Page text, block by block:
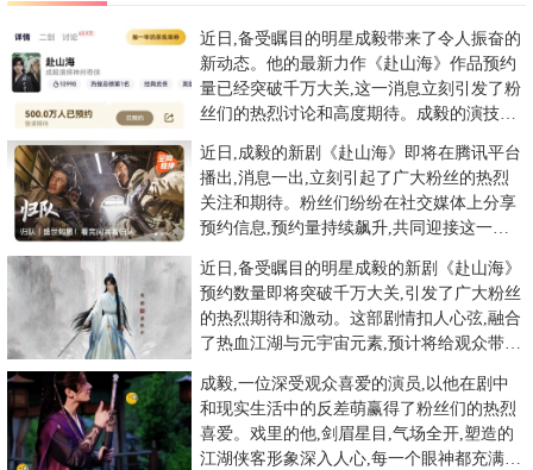
近日,备受瞩目的明星成毅带来了令人振奋的
新动态。他的最新力作《赴山海》作品预约
量已经突破千万大关,这一消息立刻引发了粉
丝们的热烈讨论和高度期待。成毅的演技一
近日,成毅的新剧《赴山海》即将在腾讯平台
播出,消息一出,立刻引起了广大粉丝的热烈
关注和期待。粉丝们纷纷在社交媒体上分享
预约信息,预约量持续飙升,共同迎接这一激
近日,备受瞩目的明星成毅的新剧《赴山海》
预约数量即将突破千万大关,引发了广大粉丝
的热烈期待和激动。这部剧情扣人心弦,融合
了热血江湖与元宇宙元素,预计将给观众带来
成毅,一位深受观众喜爱的演员,以他在剧中
和现实生活中的反差萌赢得了粉丝们的热烈
喜爱。戏里的他,剑眉星目,气场全开,塑造的
江湖侠客形象深入人心,每一个眼神都充满了